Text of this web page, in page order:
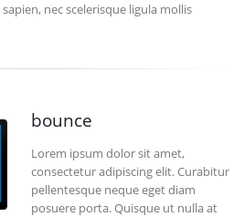
nec scelerisque ligula mollis
bounce
Lorem ipsum dolor sit amet,
consectetur adipiscing elit. Curabitur
pellentesque neque eget diam
posuere porta. Quisque ut nulla at